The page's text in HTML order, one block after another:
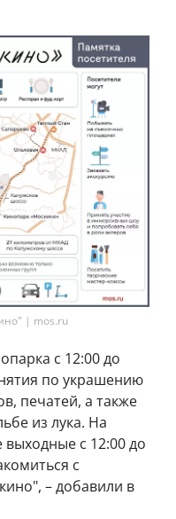
| mos.ru
с 12:00 до
по украшению
печатей, а также
из лука. На
с 12:00 до
с
– добавили в